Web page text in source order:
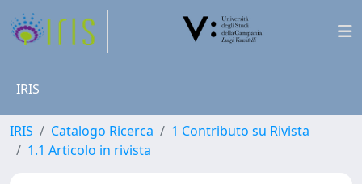
IRIS
IRIS Catalogo Ricerca
1 Contributo su Rivista
1.1 Articolo in rivista